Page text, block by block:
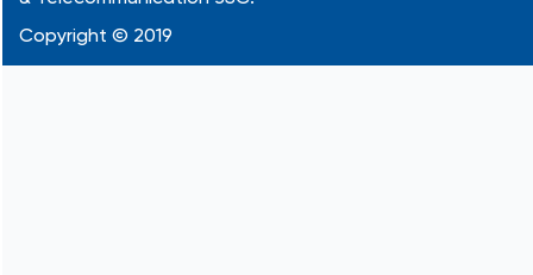
o
o
k
b
e
d
i
n
Copyright © 2019